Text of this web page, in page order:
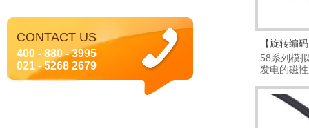
CONTACT US
400 - 880 - 3995
021 - 5268 2679
【旋转编
58系列模
发电的磁